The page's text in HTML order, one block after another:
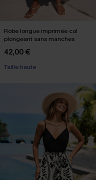
Robe longue imprimée col
plongeant sans manches
42,00 €
Taille haute